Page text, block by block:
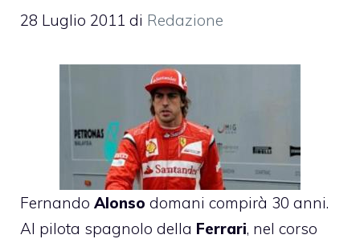
28 Luglio 2011 di Redazione
Fernando Alonso domani compirà 30 anni.
Al pilota spagnolo della Ferrari, nel corso